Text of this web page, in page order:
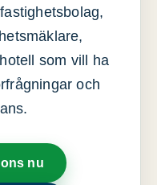
som vill ha
och
nu